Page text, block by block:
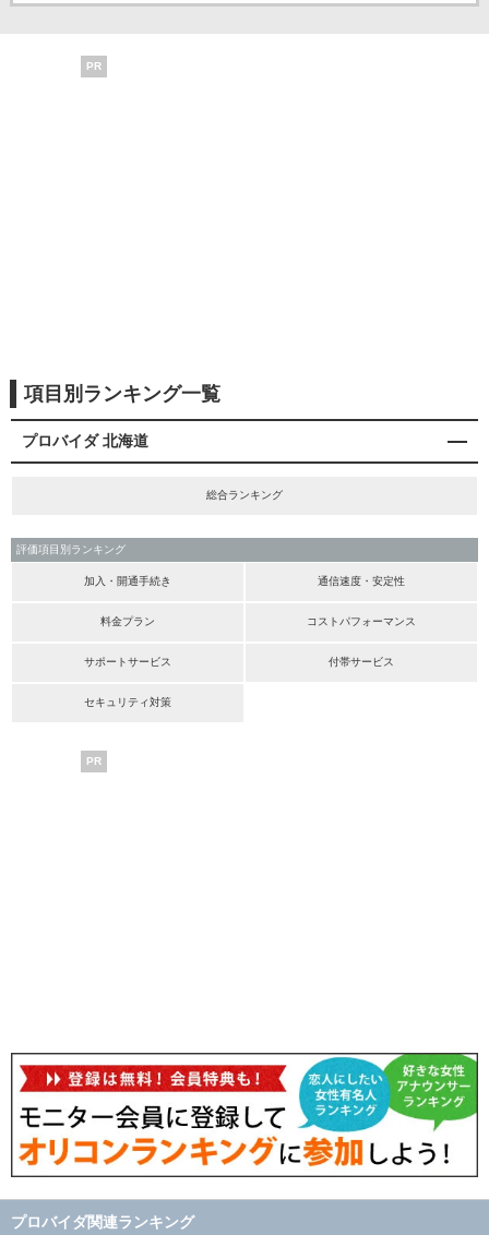
PR
項目別ランキング一覧
プロバイダ 北海道
総合ランキング
評価項目別ランキング
加入・開通手続き 通信速度・安定性
料金プラン コストパフォーマンス
サポートサービス 付帯サービス
セキュリティ対策
PR
プロバイダ関連ランキング